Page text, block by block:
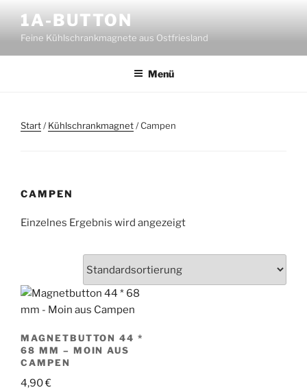
Inhalt
springen
1A-BUTTON
Feine Kühlschrankmagnete aus Ostfriesland
Menü
Start/Kühlschrankmagnet/ Campen
CAMPEN
Einzelnes Ergebnis wird angezeigt
MAGNETBUTTON 44 *
68 MM – MOIN AUS
CAMPEN
4,90€